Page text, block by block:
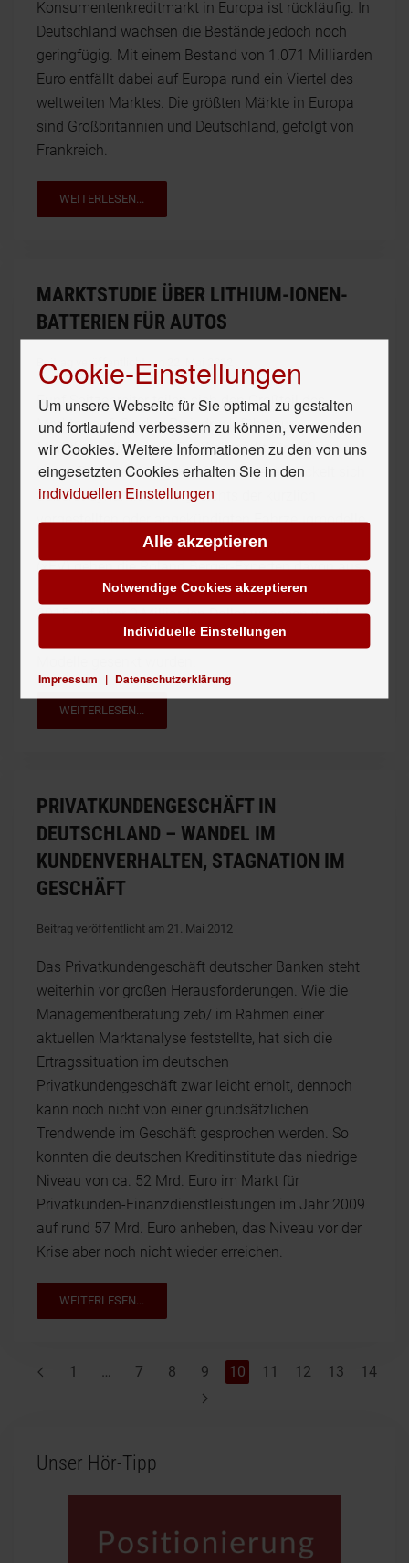
Konsumentenkreditmarkt in Europa ist rückläufig. In
Deutschland wachsen die Bestände jedoch noch
geringfügig. Mit einem Bestand von 1.071 Milliarden
Euro entfällt dabei auf Europa rund ein Viertel des
weltweiten Marktes. Die größten Märkte in Europa
sind Großbritannien und Deutschland, gefolgt von
Frankreich.
WEITERLESEN...
MARKTSTUDIE ÜBER LITHIUM-IONEN-
BATTERIEN FÜR AUTOS
Beitrag veröffentlicht am 22. Mai 2012
Fünf Spitzenreiter teilen sich den Großteil des
Marktes auf. Starker Preisdruck führt zur
Marktkonsolidierung. Der Weltmarkt für Lithium-
Ionen-Batterien für Elektrofahrzeuge entwickelt sich
äußerst dynamisch. Angesichts der kürzlich
vorgestellten oder angekündigten Fahrzeugmodelle
mit elektrischem, Hybrid- oder Plug-in-Hybridantrieb
(xEV) gehen die Roland Berger-Experten davon aus,
dass der Weltmarkt für Lithium-Ionen-Batterien bis
2015 auf über 9 Milliarden Dollar wachsen wird –
obwohl die Prognosen für bereits angekündigte
WEITERLESEN...
PRIVATKUNDENGESCHÄFT IN
DEUTSCHLAND – WANDEL IM
KUNDENVERHALTEN, STAGNATION IM
GESCHÄFT
Beitrag veröffentlicht am 21. Mai 2012
Das Privatkundengeschäft deutscher Banken steht
weiterhin vor großen Herausforderungen. Wie die
Managementberatung zeb/ im Rahmen einer
aktuellen Marktanalyse feststellte, hat sich die
Ertragssituation im deutschen
Privatkundengeschäft zwar leicht erholt, dennoch
kann noch nicht von einer grundsätzlichen
Trendwende im Geschäft gesprochen werden. So
konnten die deutschen Kreditinstitute das niedrige
Niveau von ca. 52 Mrd. Euro im Markt für
Privatkunden-Finanzdienstleistungen im Jahr 2009
auf rund 57 Mrd. Euro anheben, das Niveau vor der
Krise aber noch nicht wieder erreichen.
WEITERLESEN...
1 … 7 8 9 10 11 12 13 14
Unser Hör-Tipp
Cookie-Einstellungen
Um unsere Webseite für Sie optimal zu gestalten
und fortlaufend verbessern zu können, verwenden
wir Cookies. Weitere Informationen zu den von uns
eingesetzten Cookies erhalten Sie in den
individuellen Einstellungen
Alle akzeptieren
Notwendige Cookies akzeptieren
Impressum | Datenschutzerklärung
Individuelle Einstellungen